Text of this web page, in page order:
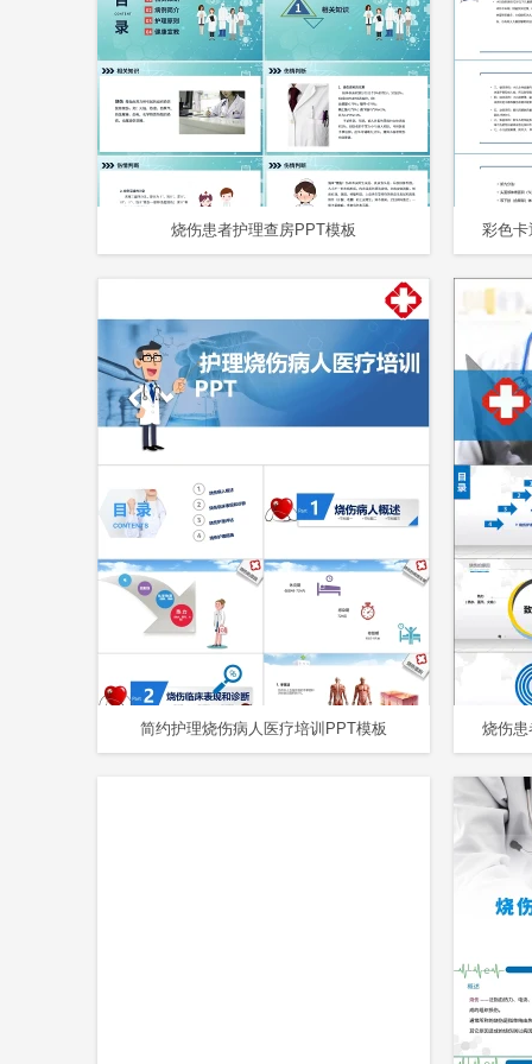
烧伤患者护理查房PPT模板
简约护理烧伤病人医疗培训PPT模板